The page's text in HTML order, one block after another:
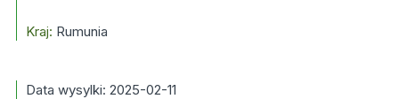
Kraj: Rumunia
Data wysylki: 2025-02-11